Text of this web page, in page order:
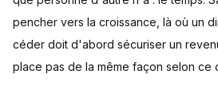
pencher vers la croissance, là où un
céder doit d'abord sécuriser un
place pas de la même façon selon ce